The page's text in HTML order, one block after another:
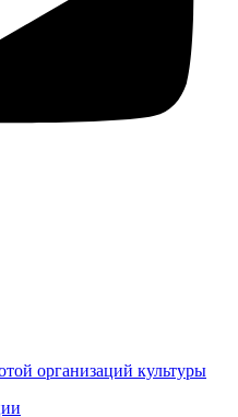
организаций культуры